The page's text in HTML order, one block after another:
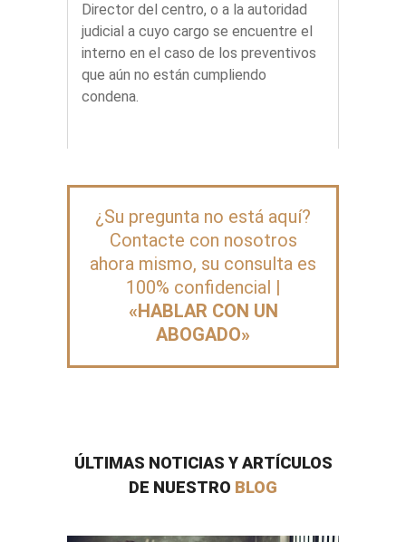
Director del centro, o a la autoridad
judicial a cuyo cargo se encuentre el
interno en el caso de los preventivos
que aún no están cumpliendo
condena.
¿Su pregunta no está aquí?
Contacte con nosotros
ahora mismo, su consulta es
100% confidencial |
«HABLAR CON UN
ABOGADO»
ÚLTIMAS NOTICIAS Y ARTÍCULOS
DE NUESTRO BLOG